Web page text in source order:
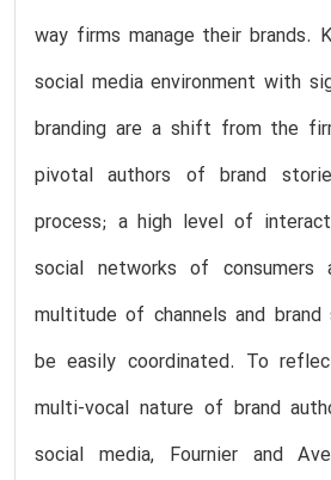
way firms manage their brands.
social media environment with
branding are a shift from the
pivotal authors of brand
process; a high level of
social networks of consumers
multitude of channels and
be easily coordinated. To
multi-vocal nature of brand
social media, Fournier and